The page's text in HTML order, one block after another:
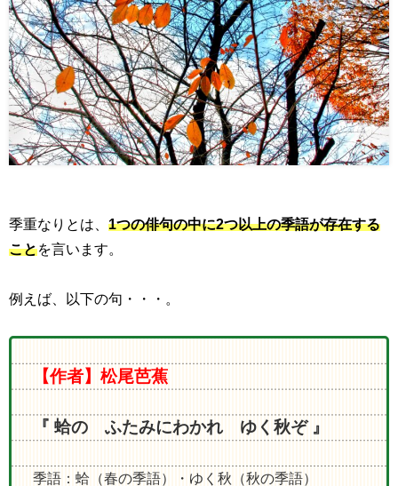
季重なりとは、 1つの俳句の中に2つ以上の季語が存在する
ことを言います。
例えば、以下の句・・・。
【作者】松尾芭蕉
『 蛤の ふたみにわかれ ゆく秋ぞ 』
季語：蛤（春の季語）・ゆく秋（秋の季語）